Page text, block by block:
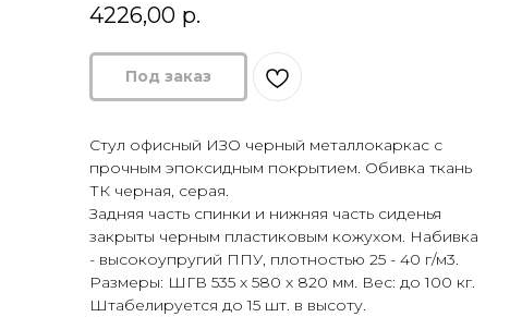
4226,00 р.
Стул офисный ИЗО черный металлокаркас с
прочным эпоксидным покрытием. Обивка ткань
ТК черная, серая.
Задняя часть спинки и нижняя часть сиденья
закрыты черным пластиковым кожухом. Набивка
- высокоупругий ППУ, плотностью 25 - 40 г/м3.
Размеры: ШГВ 535 х 580 х 820 мм. Вес: до 100 кг.
Штабелируется до 15 шт. в высоту.